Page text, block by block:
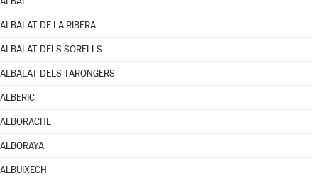
ALBALAT DE LA RIBERA
ALBALAT DELS SORELLS
ALBALAT DELS TARONGERS
ALBERIC
ALBORACHE
ALBORAYA
ALBUIXECH